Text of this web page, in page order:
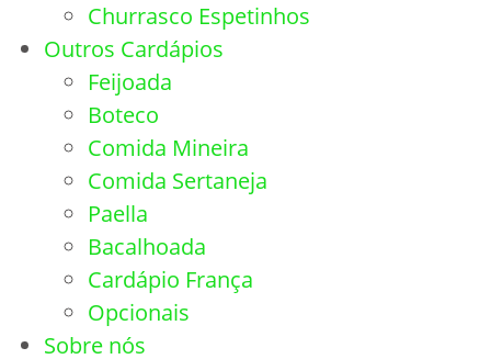
Churrasco Espetinhos
Outros Cardápios
Feijoada
Boteco
Comida Mineira
Comida Sertaneja
Paella
Bacalhoada
Cardápio França
Opcionais
Sobre nós